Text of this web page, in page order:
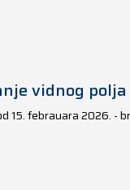
vidnog polja
15. febrauara 2026. -